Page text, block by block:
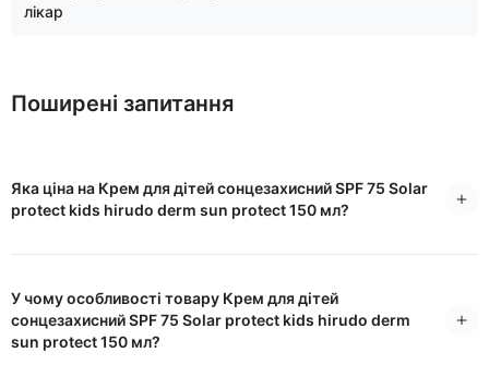
лікар
Поширені запитання
Яка ціна на Крем для дітей сонцезахисний SPF 75 Solar
protect kids hirudo derm sun protect 150 мл?
У чому особливості товару Крем для дітей
сонцезахисний SPF 75 Solar protect kids hirudo derm
sun protect 150 мл?